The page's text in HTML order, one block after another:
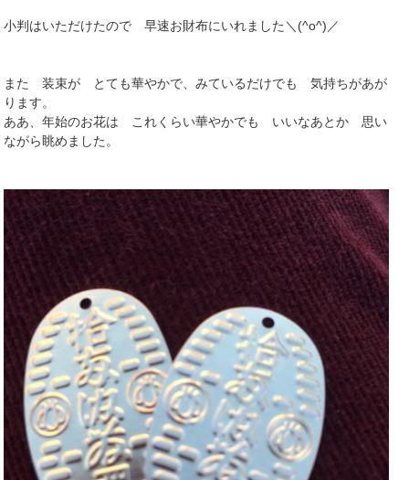
小判はいただけたので 早速お財布にいれました＼(^o^)／
また 装束が とても華やかで、みているだけでも 気持ちがあが
ります。
ああ、年始のお花は これくらい華やかでも いいなあとか 思い
ながら眺めました。